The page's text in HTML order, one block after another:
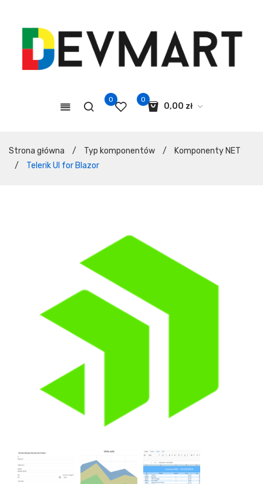
0 0
0,00 zł
Koszyk jest pusty.
Strona główna / Typ komponentów /
Komponenty NET
/
Telerik UI for Blazor